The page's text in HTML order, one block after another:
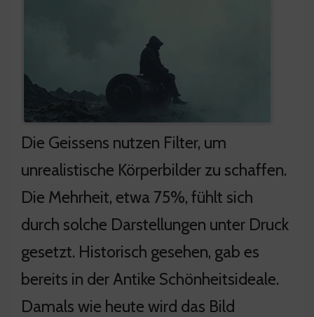
Die Geissens nutzen Filter, um
unrealistische Körperbilder zu schaffen.
Die Mehrheit, etwa 75%, fühlt sich
durch solche Darstellungen unter Druck
gesetzt. Historisch gesehen, gab es
bereits in der Antike Schönheitsideale.
Damals wie heute wird das Bild